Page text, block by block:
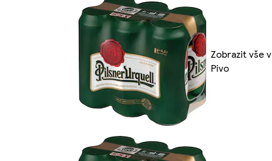
Zobrazit vše v
Pivo